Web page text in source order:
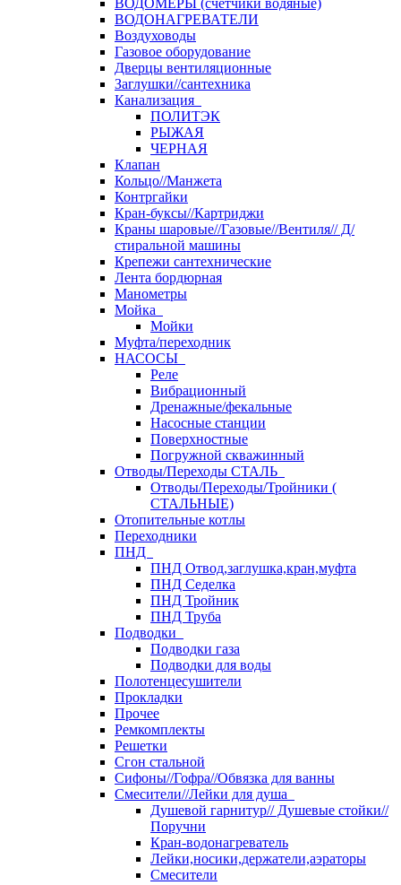
ВОДОМЕРЫ (счетчики водяные)
ВОДОНАГРЕВАТЕЛИ
Воздуховоды
Газовое оборудование
Дверцы вентиляционные
Заглушки//сантехника
Канализация
ПОЛИТЭК
РЫЖАЯ
ЧЕРНАЯ
Клапан
Кольцо//Манжета
Контргайки
Кран-буксы//Картриджи
Краны шаровые//Газовые//Вентиля// Д/
стиральной машины
Крепежи сантехнические
Лента бордюрная
Манометры
Мойка
Мойки
Муфта/переходник
НАСОСЫ
Реле
Вибрационный
Дренажные/фекальные
Насосные станции
Поверхностные
Погружной скважинный
Отводы/Переходы СТАЛЬ
Отводы/Переходы/Тройники (
СТАЛЬНЫЕ)
Отопительные котлы
Переходники
ПНД
ПНД Отвод,заглушка,кран,муфта
ПНД Седелка
ПНД Тройник
ПНД Труба
Подводки
Подводки газа
Подводки для воды
Полотенцесушители
Прокладки
Прочее
Ремкомплекты
Решетки
Сгон стальной
Сифоны//Гофра//Обвязка для ванны
Смесители//Лейки для душа
Душевой гарнитур// Душевые стойки//
Поручни
Кран-водонагреватель
Лейки,носики,держатели,аэраторы
Смесители